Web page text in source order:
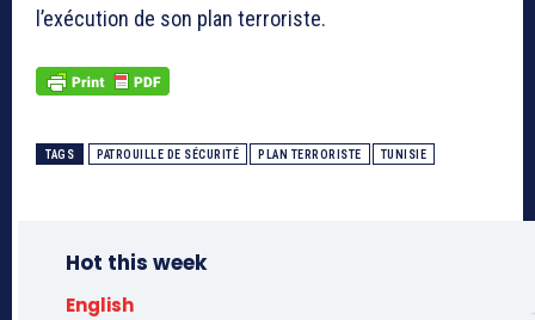
l’exécution de son plan terroriste.
TAGS PATROUILLE DE SÉCURITÉ PLAN TERRORISTE TUNISIE
Hot this week
English